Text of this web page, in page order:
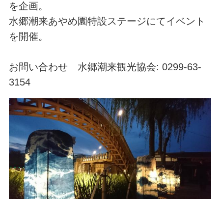
を企画。
水郷潮来あやめ園特設ステージにてイベント
を開催。
お問い合わせ 水郷潮来観光協会: 0299-63-
3154